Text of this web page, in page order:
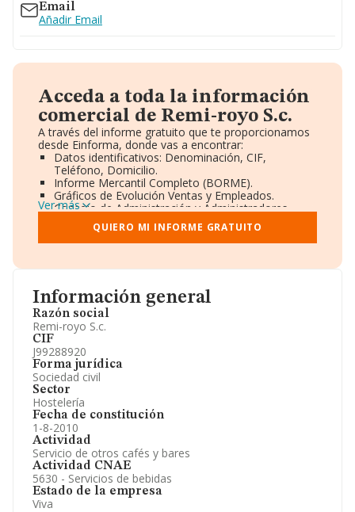
Información general
Razón social
Remi-royo S.c.
CIF
J99288920
Forma jurídica
Sociedad civil
Sector
Hostelería
Fecha de constitución
1-8-2010
Actividad
Servicio de otros cafés y bares
Actividad CNAE
5630 - Servicios de bebidas
Estado de la empresa
Viva
Email
Añadir Email
Acceda a toda la información
comercial de Remi-royo S.c.
A través del informe gratuito que te proporcionamos
desde Einforma, donde vas a encontrar:
Datos identificativos: Denominación, CIF,
Teléfono, Domicilio.
Informe Mercantil Completo (BORME).
Gráficos de Evolución Ventas y Empleados.
Consejo de Administración y Administradores.
Directivos y Ejecutivos.
Accionistas.
Participaciones y Vinculaciones en otras empresas.
Información oficial y registral complementaria.
Ver más
QUIERO MI INFORME GRATUITO